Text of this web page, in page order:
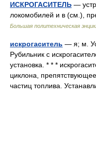
ИСКРОГАСИТЕЛЬ —
локомобилей и в (см.),
Большая политехническая
искрогаситель — я; м.
Рубильник с
установка. * * *
циклона,
частиц топлива.